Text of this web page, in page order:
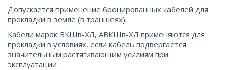
Допускается применение бронированных кабелей для
прокладки в земле (в траншеях).
Кабели марок ВКШв-ХЛ, АВКШв-ХЛ применяются для
прокладки в условиях, если кабель подвергается
значительным растягивающим усилиям при
эксплуатации.